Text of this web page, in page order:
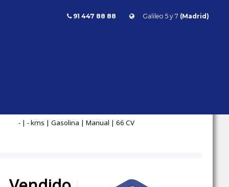
91 447 88 88 Galileo 5 y 7 (Madrid)
- | - kms | Gasolina | Manual | 66 CV